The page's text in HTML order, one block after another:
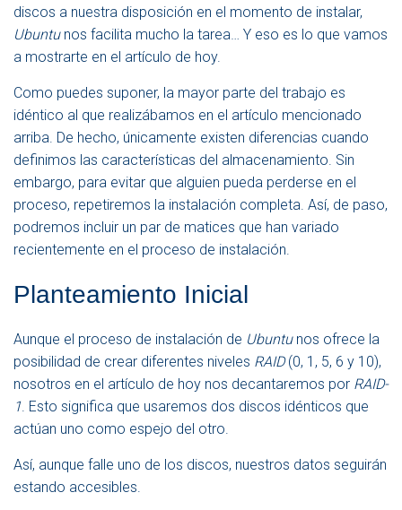
discos a nuestra disposición en el momento de instalar,
Ubuntunos facilita mucho la tarea… Y eso es lo que vamos
a mostrarte en el artículo de hoy.
Como puedes suponer, la mayor parte del trabajo es
idéntico al que realizábamos en el artículo mencionado
arriba. De hecho, únicamente existen diferencias cuando
definimos las características del almacenamiento. Sin
embargo, para evitar que alguien pueda perderse en el
proceso, repetiremos la instalación completa. Así, de paso,
podremos incluir un par de matices que han variado
recientemente en el proceso de instalación.
Planteamiento Inicial
Aunque el proceso de instalación de Ubuntunos ofrece la
posibilidad de crear diferentes niveles RAID(0, 1, 5, 6 y 10),
nosotros en el artículo de hoy nos decantaremos por RAID-
1 . Esto significa que usaremos dos discos idénticos que
actúan uno como espejo del otro.
Así, aunque falle uno de los discos, nuestros datos seguirán
estando accesibles.